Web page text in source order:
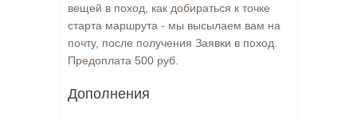
вещей в поход, как добираться к точке
старта маршрута - мы высылаем вам на
почту, после получения Заявки в поход.
Предоплата 500 руб.
Дополнения